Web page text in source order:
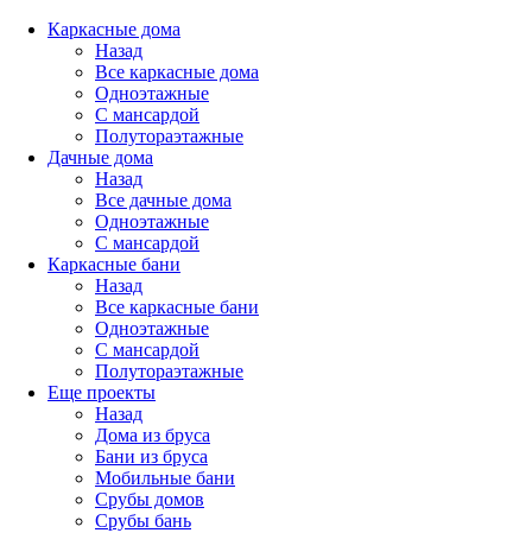
Каркасные дома
Назад
Все каркасные дома
Одноэтажные
С мансардой
Полутораэтажные
Дачные дома
Назад
Все дачные дома
Одноэтажные
С мансардой
Каркасные бани
Назад
Все каркасные бани
Одноэтажные
С мансардой
Полутораэтажные
Еще проекты
Назад
Дома из бруса
Бани из бруса
Мобильные бани
Срубы домов
Срубы бань